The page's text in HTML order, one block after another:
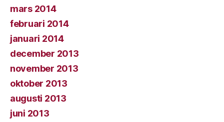
mars 2014
februari 2014
januari 2014
december 2013
november 2013
oktober 2013
augusti 2013
juni 2013